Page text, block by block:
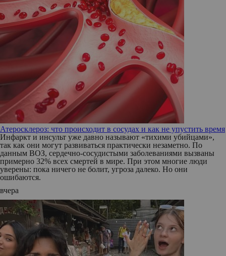
Атеросклероз: что происходит в сосудах и как не упустить время
Инфаркт и инсульт уже давно называют «тихими убийцами»,
так как они могут развиваться практически незаметно. По
данным ВОЗ, сердечно-сосудистыми заболеваниями вызваны
примерно 32% всех смертей в мире. При этом многие люди
уверены: пока ничего не болит, угроза далеко. Но они
ошибаются.
вчера